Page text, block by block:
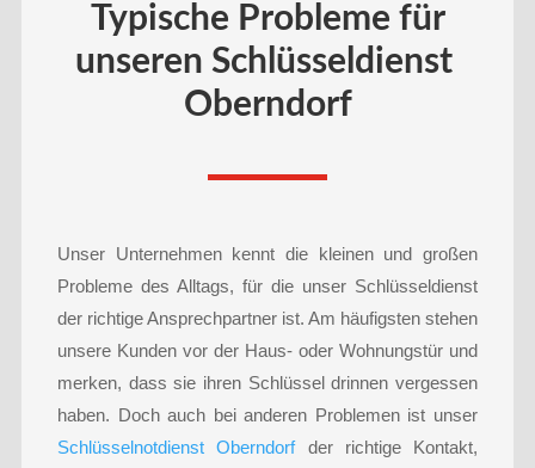
Typische Probleme für
unseren Schlüsseldienst
Oberndorf
Unser Unternehmen kennt die kleinen und großen
Probleme des Alltags, für die unser Schlüsseldienst
der richtige Ansprechpartner ist. Am häufigsten stehen
unsere Kunden vor der Haus- oder Wohnungstür und
merken, dass sie ihren Schlüssel drinnen vergessen
haben. Doch auch bei anderen Problemen ist unser
Schlüsselnotdienst Oberndorfder richtige Kontakt,